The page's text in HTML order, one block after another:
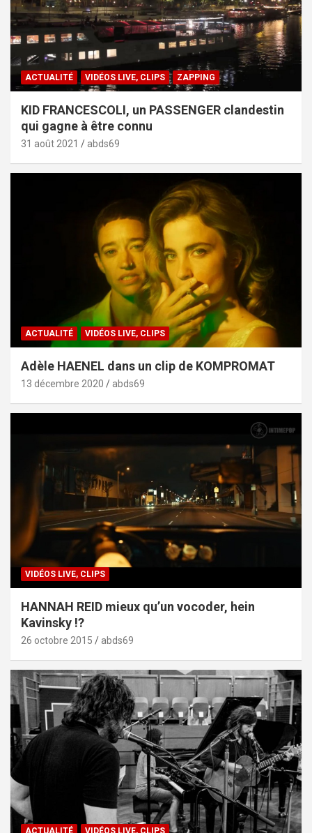
ACTUALITÉ VIDÉOS LIVE, CLIPS ZAPPING
KID FRANCESCOLI, un PASSENGER clandestin
qui gagne à être connu
31 août 2021 abds69
ACTUALITÉ VIDÉOS LIVE, CLIPS
Adèle HAENEL dans un clip de KOMPROMAT
13 décembre 2020 abds69
VIDÉOS LIVE, CLIPS
HANNAH REID mieux qu’un vocoder, hein
Kavinsky !?
26 octobre 2015 abds69
ACTUALITÉ VIDÉOS LIVE, CLIPS